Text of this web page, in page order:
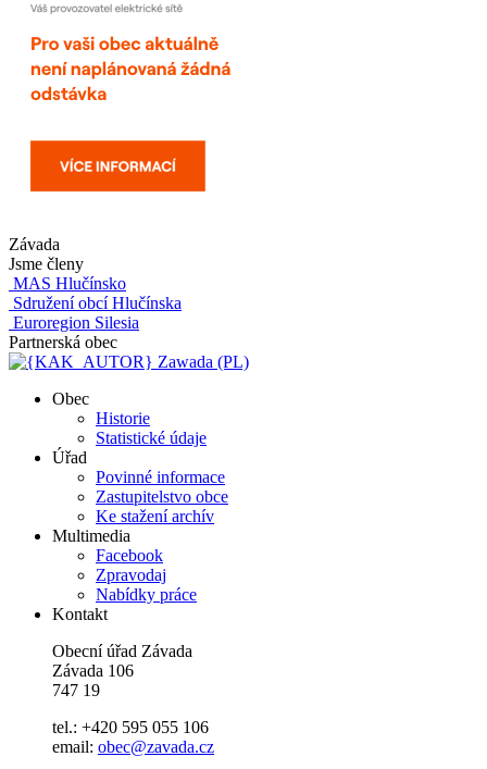
Závada
Jsme členy
MAS Hlučínsko
Sdružení obcí Hlučínska
Euroregion Silesia
Partnerská obec
Zawada (PL)
Obec
Historie
Statistické údaje
Úřad
Povinné informace
Zastupitelstvo obce
Ke stažení archív
Multimedia
Facebook
Zpravodaj
Nabídky práce
Kontakt
Obecní úřad Závada
Závada 106
747 19
tel.: +420 595 055 106
email: obec@zavada.cz